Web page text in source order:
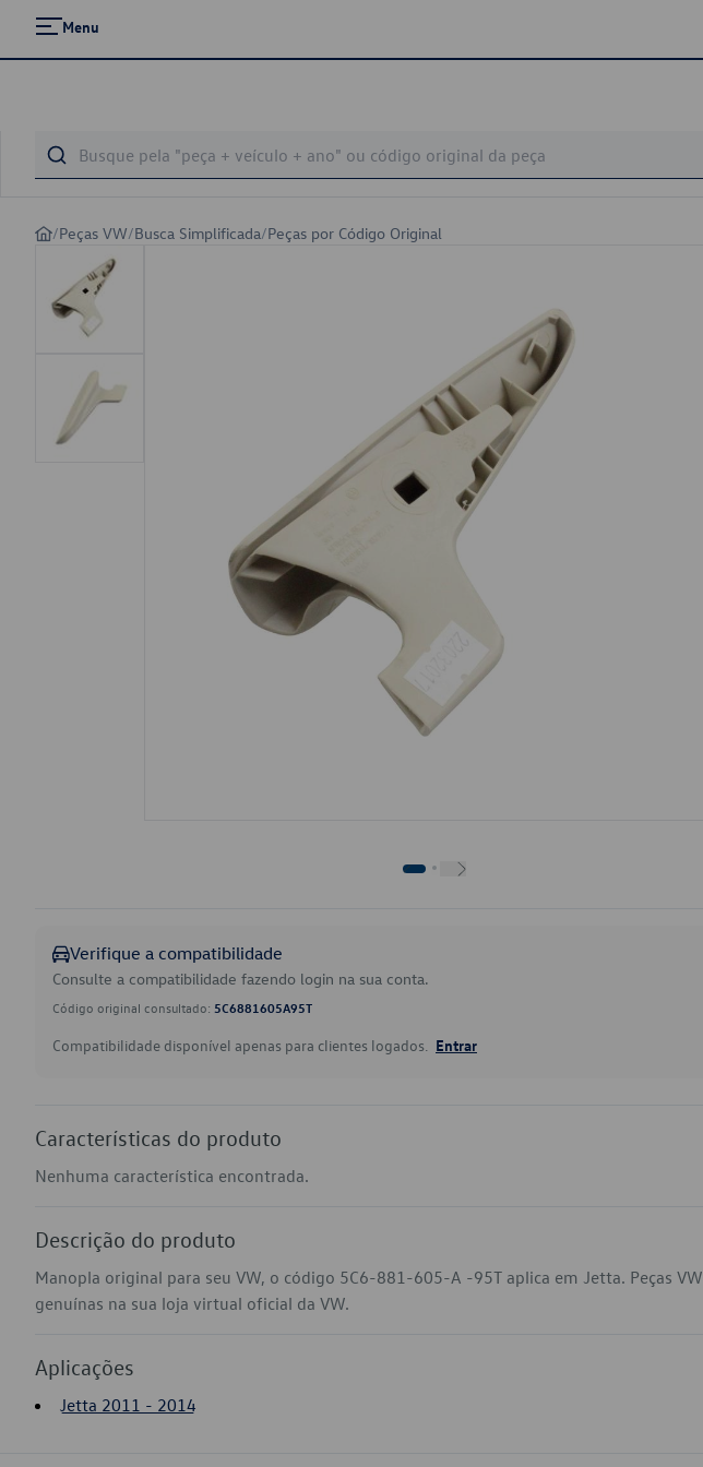
Menu
/Peças VW/Busca Simplificada/Peças por Código Original
Verifique a compatibilidade
Consulte a compatibilidade fazendo login na sua conta.
Código original consultado: 5C6881605A95T
Compatibilidade disponível apenas para clientes logados. Entrar
Características do produto
Nenhuma característica encontrada.
Descrição do produto
Manopla original para seu VW, o código 5C6-881-605-A -95T aplica em Jetta. Peças VW
genuínas na sua loja virtual oficial da VW.
Aplicações
Jetta 2011 - 2014